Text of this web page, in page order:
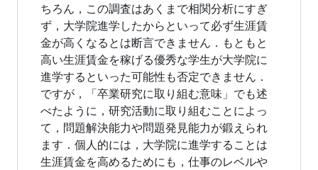
ちろん，この調査はあくまで相関分析にすぎ
ず，大学院進学したからといって必ず生涯賃
金が高くなるとは断言できません．もともと
高い生涯賃金を稼げる優秀な学生が大学院に
進学するといった可能性も否定できません．
ですが，「卒業研究に取り組む意味」でも述
べたように，研究活動に取り組むことによっ
て，問題解決能力や問題発見能力が鍛えられ
ます．個人的には，大学院に進学することは
生涯賃金を高めるためにも，仕事のレベルや